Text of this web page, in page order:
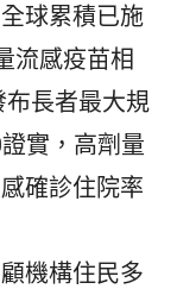
球累積已施
流感疫苗相
長者最大規
實，高劑量
確診住院率
機構住民多